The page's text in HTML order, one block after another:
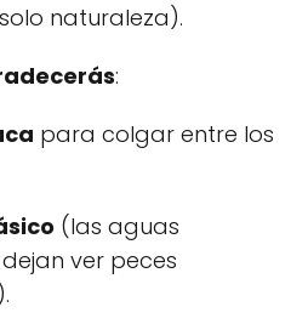
naturaleza).
:
para colgar entre los
(las aguas
ver peces